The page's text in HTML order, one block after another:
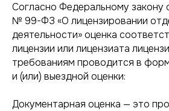
Согласно Федеральному закону
№ 99-ФЗ «О лицензировании
деятельности»оценка
лицензии или лицензиата
требованиям проводится в
и (или) выездной оценки:
Документарная оценка — это